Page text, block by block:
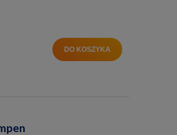
DO KOSZYKA